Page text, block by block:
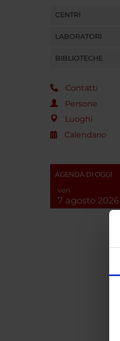
CENTRI
LABORATORI
BIBLIOTECHE
Contatti
Persone
Luoghi
Calendario
AGENDA DI OGGI
ven
7 agosto 2026